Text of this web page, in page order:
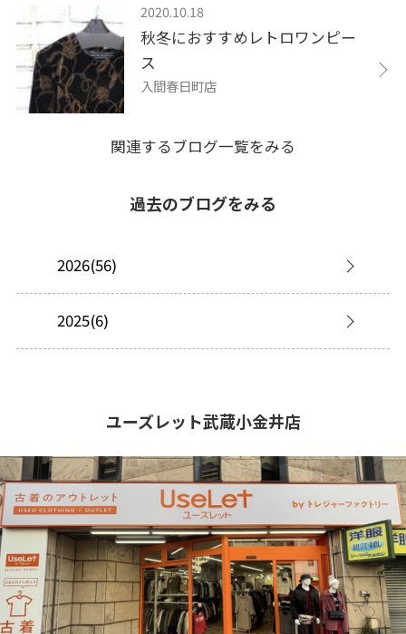
2020.10.18
秋冬におすすめレトロワンピー
ス
入間春日町店
関連するブログ一覧をみる
過去のブログをみる
2026(56)
2025(6)
ユーズレット武蔵小金井店